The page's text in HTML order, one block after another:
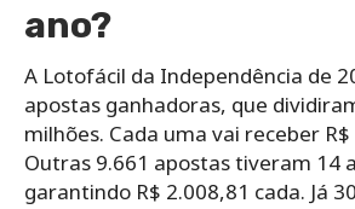
ano?
A Lotofácil da Independência de
apostas ganhadoras, que
milhões. Cada uma vai receber
Outras 9.661 apostas tiveram 14
garantindo R$ 2.008,81 cada. Já